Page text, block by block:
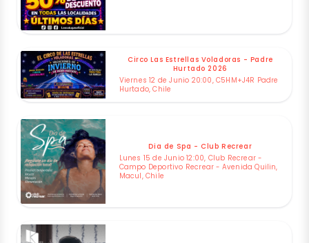
Circo Las Estrellas Voladoras - Padre
Hurtado 2026
Viernes 12 de Junio 20:00, C5HM+J4R Padre
Hurtado, Chile
Dia de Spa - Club Recrear
Lunes 15 de Junio 12:00, Club Recrear -
Campo Deportivo Recrear - Avenida Quilin,
Macul, Chile